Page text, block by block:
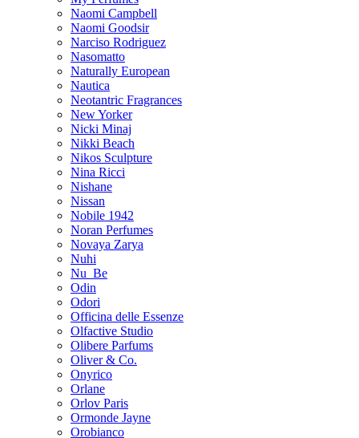
Naomi Campbell
Naomi Goodsir
Narciso Rodriguez
Nasomatto
Naturally European
Nautica
Neotantric Fragrances
New Yorker
Nicki Minaj
Nikki Beach
Nikos Sculpture
Nina Ricci
Nishane
Nissan
Nobile 1942
Noran Perfumes
Novaya Zarya
Nuhi
Nu_Be
Odin
Odori
Officina delle Essenze
Olfactive Studio
Olibere Parfums
Oliver & Co.
Onyrico
Orlane
Orlov Paris
Ormonde Jayne
Orobianco